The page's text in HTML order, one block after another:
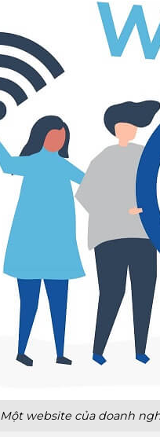
Một website của doanh